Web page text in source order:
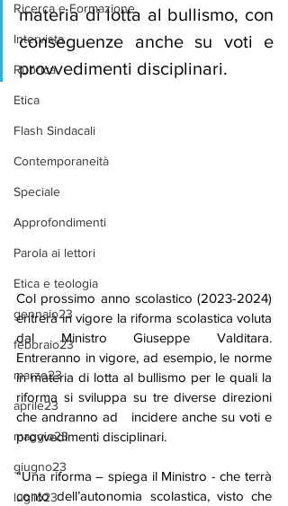
Ricerca e Formazione
Intervista
Rubrica
Etica
Flash Sindacali
Contemporaneità
Speciale
Approfondimenti
Parola ai lettori
Etica e teologia
gennaio23
febbraio23
marzo23
aprile23
maggio23
giugno23
luglio23
materia di lotta al bullismo, con
conseguenze anche su voti e
provvedimenti disciplinari.
Col prossimo anno scolastico (2023-2024)
entrerà in vigore la riforma scolastica voluta
dal Ministro Giuseppe Valditara.
Entreranno in vigore, ad esempio, le norme
in materia di lotta al bullismo per le quali la
riforma si sviluppa su tre diverse direzioni
che andranno ad   incidere anche su voti e
provvedimenti disciplinari.
“Una riforma – spiega il Ministro - che terrà
conto dell’autonomia scolastica, visto che